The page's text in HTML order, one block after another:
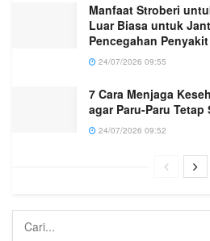
Manfaat Stroberi
Luar Biasa untuk
Pencegahan
24/07/2026 09:55
7 Cara Menjaga
agar Paru-Paru
24/07/2026 09:52